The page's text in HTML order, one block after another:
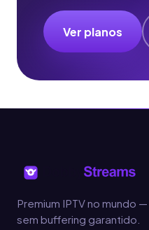
Ver planos
Premium IPTV no mundo
sem buffering garantido.